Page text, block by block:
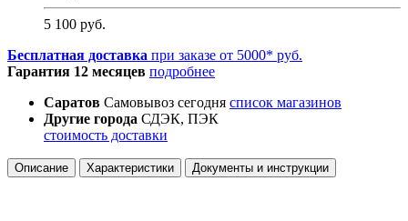
5 100 руб.
Бесплатная доставка при заказе от 5000* руб.
Гарантия 12 месяцев подробнее
Саратов Самовывоз сегодня список магазинов
Другие города СДЭК, ПЭК
стоимость доставки
Описание Характеристики Документы и инструкции